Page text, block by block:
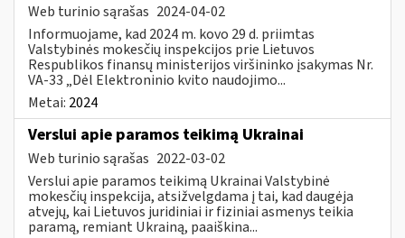
Web turinio sąrašas 2024-04-02
Informuojame, kad 2024 m. kovo 29 d. priimtas
Valstybinės mokesčių inspekcijos prie Lietuvos
Respublikos finansų ministerijos viršininko įsakymas Nr.
VA-33 „Dėl Elektroninio kvito naudojimo...
Metai: 2024
Verslui apie paramos teikimą Ukrainai
Web turinio sąrašas 2022-03-02
Verslui apie paramos teikimą Ukrainai Valstybinė
mokesčių inspekcija, atsižvelgdama į tai, kad daugėja
atvejų, kai Lietuvos juridiniai ir fiziniai asmenys teikia
paramą, remiant Ukrainą, paaiškina...